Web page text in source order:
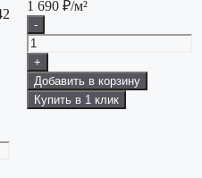
1 690 ₽/м²
-
+
Добавить в корзину
Купить в 1 клик